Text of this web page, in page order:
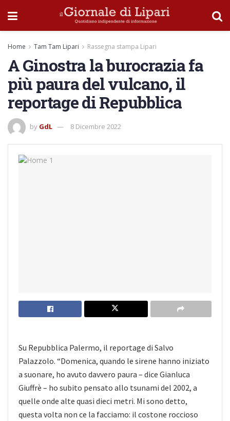
Home Tam Tam Lipari Rassegna stampa Lipari
A Ginostra la burocrazia fa
più paura del vulcano, il
reportage di Repubblica
by GdL 8 Dicembre 2022
Su Repubblica Palermo, il reportage di Salvo
Palazzolo. “Domenica, quando le sirene hanno iniziato
a suonare, ho avuto davvero paura – dice Gianluca
Giuffrè – ho subito pensato allo tsunami del 2002, a
quelle onde alte quasi dieci metri. Mi sono detto,
questa volta non ce la facciamo: il costone roccioso